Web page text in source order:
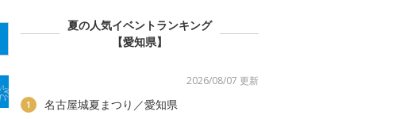
夏の人気イベントランキング
【愛知県】
2026/08/07 更新
1 名古屋城夏まつり／愛知県